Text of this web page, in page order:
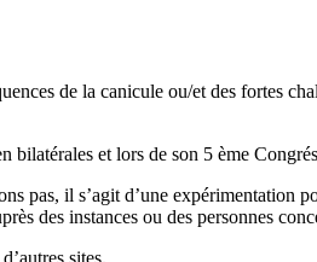
de la canicule ou/et des fortes
bilatérales et lors de son 5 ème
pas, il s’agit d’une expérimentation
des instances ou des personnes